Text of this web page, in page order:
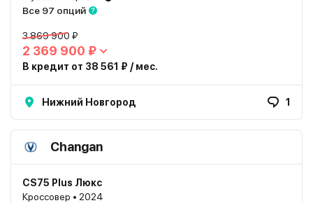
Все 97 опций
3 869 900 ₽
2 369 900 ₽
В кредит от 38 561 ₽ / мес.
Нижний Новгород 1
Changan
CS75 Plus Люкс
Кроссовер • 2024